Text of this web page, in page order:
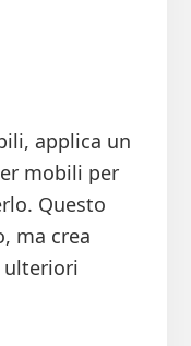
applica un
mobili per
Questo
ma crea
ulteriori